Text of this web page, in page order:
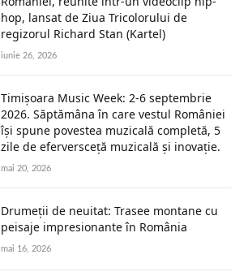
hop, lansat de Ziua Tricolorului de
regizorul Richard Stan (Kartel)
iunie 26, 2026
Timișoara Music Week: 2-6 septembrie
2026. Săptămâna în care vestul României
își spune povestea muzicală completă, 5
zile de eferversceță muzicală și inovație.
mai 20, 2026
Drumeții de neuitat: Trasee montane cu
peisaje impresionante în România
mai 16, 2026